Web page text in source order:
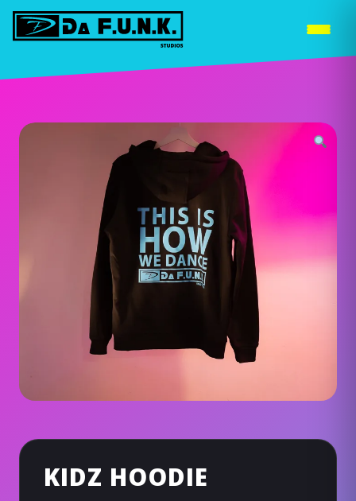
WEITERE STANDORTE »
KIDZ HOODIE